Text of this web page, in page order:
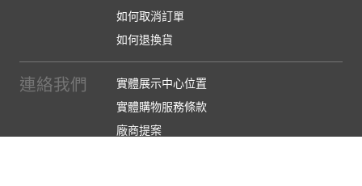
如何取消訂單
如何退換貨
連絡我們
實體展示中心位置
實體購物服務條款
廠商提案